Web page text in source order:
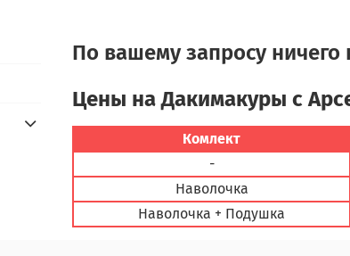
По вашему запросу ничего
Цены на Дакимакуры с
Комлект
-
Наволочка
Наволочка + Подушка